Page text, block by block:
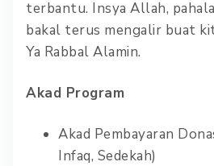
terbantu. Insya Allah,
bakal terus mengalir buat
Ya Rabbal Alamin.
Akad Program
Akad Pembayaran
Infaq, Sedekah)